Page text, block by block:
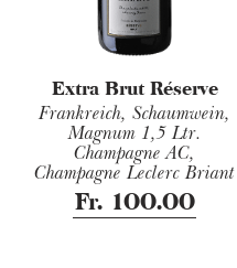
Extra Brut Réserve
Frankreich, Schaumwein,
Magnum 1,5 Ltr.
Champagne AC,
Champagne Leclerc Briant
Fr. 100.00